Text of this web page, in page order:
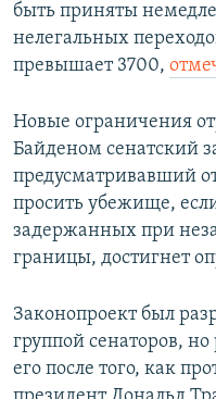
быть приняты
нелегальных
превышает 3700,
Новые ограничения
Байденом сенатский
предусматривавший
просить убежище,
задержанных при
границы, достигнет
Законопроект был
группой сенаторов,
его после того, как